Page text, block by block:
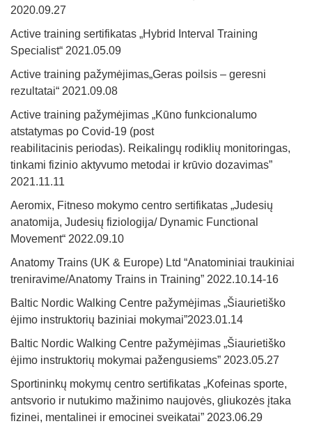
2020.09.27
Active training sertifikatas „Hybrid Interval Training
Specialist“ 2021.05.09
Active training pažymėjimas„Geras poilsis – geresni
rezultatai“ 2021.09.08
Active training pažymėjimas „Kūno funkcionalumo
atstatymas po Covid-19 (post
reabilitacinis periodas). Reikalingų rodiklių monitoringas,
tinkami fizinio aktyvumo metodai ir krūvio dozavimas”
2021.11.11
Aeromix, Fitneso mokymo centro sertifikatas „Judesių
anatomija, Judesių fiziologija/ Dynamic Functional
Movement“ 2022.09.10
Anatomy Trains (UK & Europe) Ltd “Anatominiai traukiniai
treniravime/Anatomy Trains in Training” 2022.10.14-16
Baltic Nordic Walking Centre pažymėjimas „Šiaurietiško
ėjimo instruktorių baziniai mokymai”2023.01.14
Baltic Nordic Walking Centre pažymėjimas „Šiaurietiško
ėjimo instruktorių mokymai pažengusiems” 2023.05.27
Sportininkų mokymų centro sertifikatas „Kofeinas sporte,
antsvorio ir nutukimo mažinimo naujovės, gliukozės įtaka
fizinei, mentalinei ir emocinei sveikatai” 2023.06.29